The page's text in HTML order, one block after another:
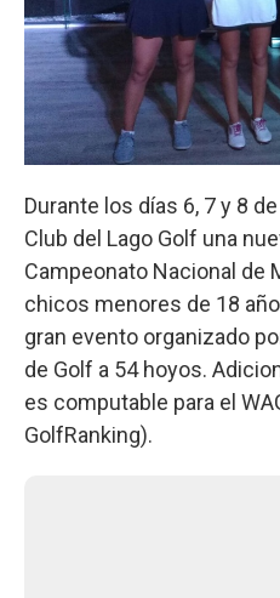
Durante los días 6, 7 y 8
Club del Lago Golf una
Campeonato Nacional de
chicos menores de 18
gran evento organizado
de Golf a 54 hoyos.
es computable para el
GolfRanking).